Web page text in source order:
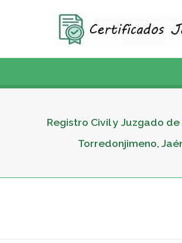
Registro Civil y Juzgado de
Torredonjimeno,